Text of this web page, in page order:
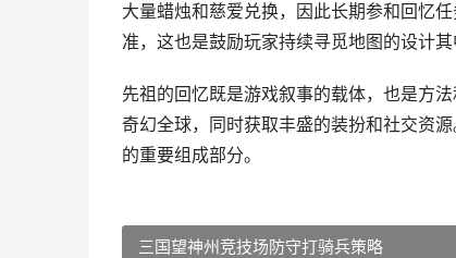
大量蜡烛和慈爱兑换，因此长期参和回忆
准，这也是鼓励玩家持续寻觅地图的设计其
先祖的回忆既是游戏叙事的载体，也是方
奇幻全球，同时获取丰盛的装扮和社交资
的重要组成部分。
三国望神州竞技场防守打骑兵策略